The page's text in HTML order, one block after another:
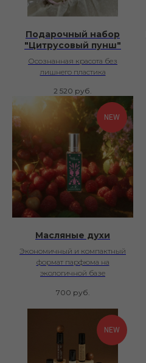
Подарочный набор
"Цитрусовый пунш"
Осознанная красота без
лишнего пластика
2 520 руб.
NEW
Масляные духи
Экономичный и компактный
формат парфюма на
экологичной базе
700 руб.
NEW